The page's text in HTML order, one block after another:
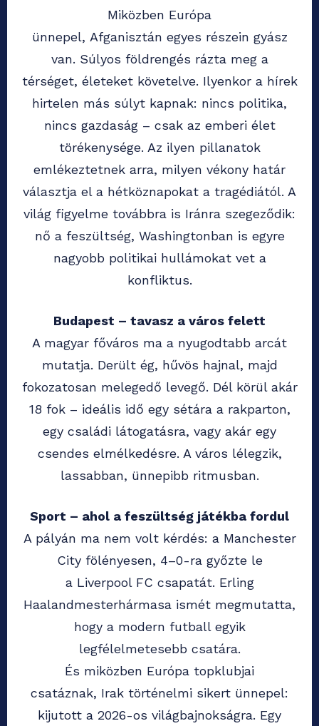
Miközben Európa
ünnepel, Afganisztán egyes részein gyász
van. Súlyos földrengés rázta meg a
térséget, életeket követelve. Ilyenkor a hírek
hirtelen más súlyt kapnak: nincs politika,
nincs gazdaság – csak az emberi élet
törékenysége. Az ilyen pillanatok
emlékeztetnek arra, milyen vékony határ
választja el a hétköznapokat a tragédiától. A
világ figyelme továbbra is Iránra szegeződik:
nő a feszültség, Washingtonban is egyre
nagyobb politikai hullámokat vet a
konfliktus.
Budapest – tavasz a város felett
A magyar főváros ma a nyugodtabb arcát
mutatja. Derült ég, hűvös hajnal, majd
fokozatosan melegedő levegő. Dél körül akár
18 fok – ideális idő egy sétára a rakparton,
egy családi látogatásra, vagy akár egy
csendes elmélkedésre. A város lélegzik,
lassabban, ünnepibb ritmusban.
Sport – ahol a feszültség játékba fordul
A pályán ma nem volt kérdés: a Manchester
City fölényesen, 4–0-ra győzte le
a Liverpool FC csapatát. Erling
Haalandmesterhármasa ismét megmutatta,
hogy a modern futball egyik
legfélelmetesebb csatára.
És miközben Európa topklubjai
csatáznak, Irak történelmi sikert ünnepel:
kijutott a 2026-os világbajnokságra. Egy